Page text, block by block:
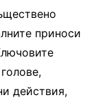
приноси
действия,